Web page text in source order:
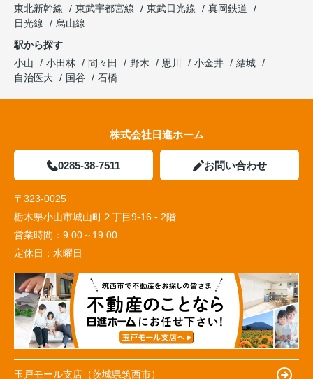
東北新幹線
東武宇都宮線 東武日光線
真岡鉄道
日光線
烏山線
駅から探す
小山
小田林 間々田 野木 思川 小金井
結城
自治医大
国谷 石橋
株式会社日進ホーム
0285-38-7511 お問い合わせ
〒323-0025
栃木県小山市城山町２丁目9-16 - 2階
営業時間： 9:00～19:00
定休日： 水曜日
玉戸モール支店（茨城県筑西市）